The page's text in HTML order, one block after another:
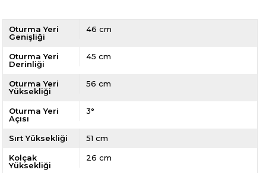
Oturma Yeri
Genişliği
46 cm
Oturma Yeri
Derinliği
45 cm
Oturma Yeri
Yüksekliği
56 cm
Oturma Yeri
Açısı
3°
Sırt Yüksekliği 51 cm
Kolçak
Yüksekliği
26 cm